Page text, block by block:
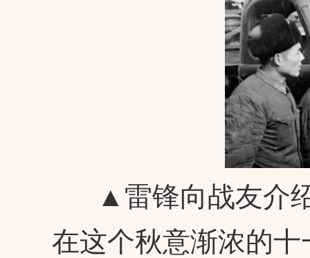
▲雷锋向战友介
在这个秋意渐浓的十